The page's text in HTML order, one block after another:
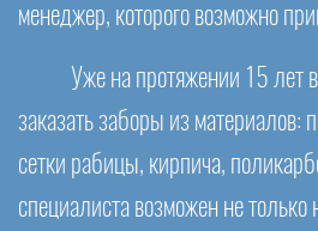
менеджер, которого возможно
Уже на протяжении 15 лет
заказать заборы из материалов:
сетки рабицы, кирпича,
специалиста возможен не только